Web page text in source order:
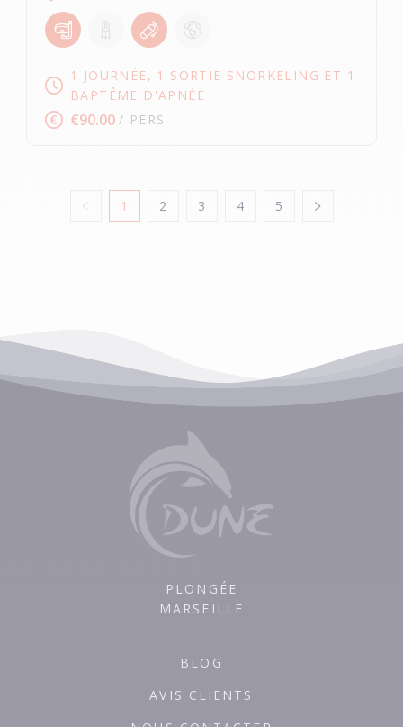
1 JOURNÉE, 1 SORTIE SNORKELING ET 1
BAPTÊME D'APNÉE
€90.00 / PERS
1 2 3 4 5
PLONGÉE
MARSEILLE
BLOG
AVIS CLIENTS